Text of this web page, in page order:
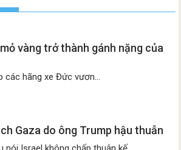
vàng trở thành gánh nặng của
các hãng xe Đức vươn...
Gaza do ông Trump hậu thuẫn